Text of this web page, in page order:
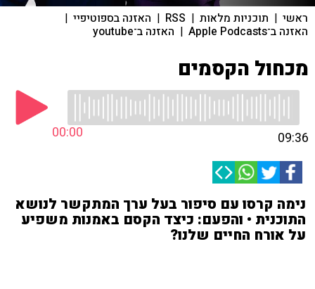
ראשי | תוכניות מלאות |
RSS
| האזנה בספוטיפיי |
האזנה ב־Apple Podcasts | האזנה ב־youtube
מכחול הקסמים
00:00 09:36
נימה קרסו עם סיפור בעל ערך המתקשר לנושא
התוכנית • והפעם: כיצד הקסם באמנות משפיע
על אורח החיים שלנו?